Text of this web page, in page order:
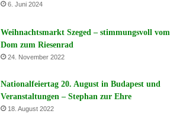
6. Juni 2024
Weihnachtsmarkt Szeged – stimmungsvoll vom
Dom zum Riesenrad
24. November 2022
Nationalfeiertag 20. August in Budapest und
Veranstaltungen – Stephan zur Ehre
18. August 2022